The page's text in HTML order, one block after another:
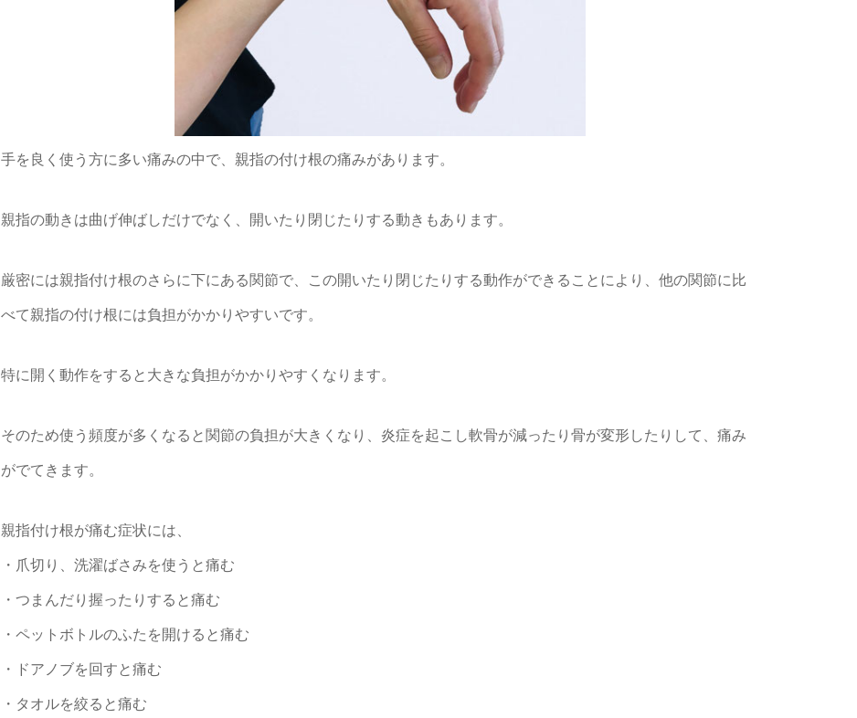
手を良く使う方に多い痛みの中で、親指の付け根の痛みがあります。
親指の動きは曲げ伸ばしだけでなく、開いたり閉じたりする動きもあります。
厳密には親指付け根のさらに下にある関節で、この開いたり閉じたりする動作ができることにより、他の関節に比
べて親指の付け根には負担がかかりやすいです。
特に開く動作をすると大きな負担がかかりやすくなります。
そのため使う頻度が多くなると関節の負担が大きくなり、炎症を起こし軟骨が減ったり骨が変形したりして、痛み
がでてきます。
親指付け根が痛む症状には、
・爪切り、洗濯ばさみを使うと痛む
・つまんだり握ったりすると痛む
・ペットボトルのふたを開けると痛む
・ドアノブを回すと痛む
・タオルを絞ると痛む